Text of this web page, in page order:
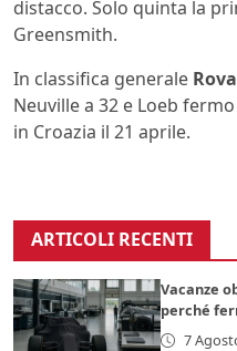
distacco. Solo quinta la
Greensmith.
In classifica generale
Neuville a 32 e Loeb
in Croazia il 21 aprile.
ARTICOLI RECENTI
Vacanze
perché
7